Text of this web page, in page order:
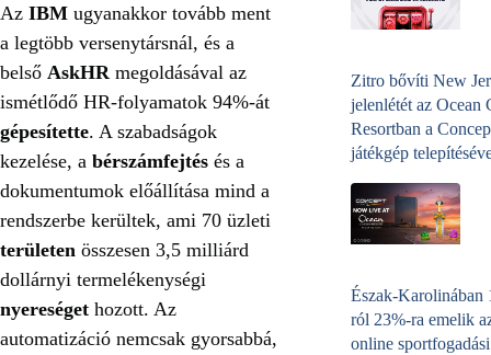
Az IBM ugyanakkor tovább ment
a legtöbb versenytársnál, és a
belső AskHR megoldásával az
ismétlődő HR-folyamatok 94%-át
gépesítette. A szabadságok
kezelése, a bérszámfejtés és a
dokumentumok előállítása mind a
rendszerbe kerültek, ami 70 üzleti
területen összesen 3,5 milliárd
dollárnyi termelékenységi
nyereséget hozott. Az
automatizáció nemcsak gyorsabbá,
Zitro bővíti New
jelenlétét az Ocean
Resortban a
játékgép
Észak-Karolinában
ról 23%-ra emelik
online